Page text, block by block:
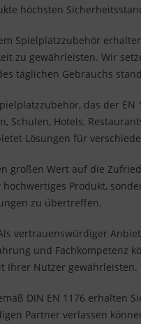
höchsten
Spielplatzzubehör
zu gewährleisten. Wir
täglichen Gebrauchs
das der
Schulen, Hotels,
Lösungen für
großen Wert auf die
Produkt,
zu übertreffen.
vertrauenswürdiger
und Fachkompetenz
Ihrer Nutzer gewährleisten.
DIN EN 1176 erhalten
Partner verlassen